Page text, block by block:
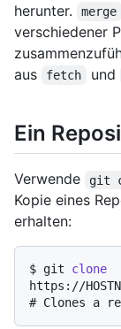
herunter.
merge
verschiedener
aus
fetch und
Ein
Verwende git
Kopie eines
erhalten:
$ git clone
https://
# Clones a